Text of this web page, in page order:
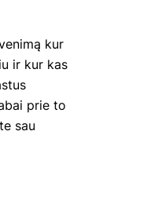
kur
ir kur kas
prie to
sau